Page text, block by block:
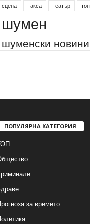
сцена такса театър топ
шумен
шуменски новини
ПОПУЛЯРНА КАТЕГОРИЯ
за времето